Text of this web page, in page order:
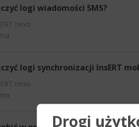
logi wiadomości SMS?
nexo
logi synchronizacji InsERT
nexo
Drogi